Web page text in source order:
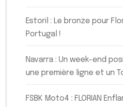
Estoril : Le bronze pour
Portugal !
Navarra : Un week-end
une première ligne et un
FSBK Moto4 : FLORIAN